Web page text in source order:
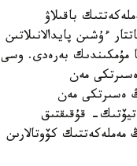
باقىلاۋ
ءۇشىن پايدالانىلاتىن
مۇمكىندىك بەرەدى. وسى
مەن زاڭدى تۇلعالارىنىڭ 2024 -جىلعى ەسىرتكى مەن
ەسىرتكى مەن
قۇقىقتىق
مەملەكەتتىك كۆوتالارىن